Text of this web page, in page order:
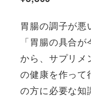
胃腸の調子が悪
「胃腸の具合
から、サプリメ
の健康を作って
の方に必要な知